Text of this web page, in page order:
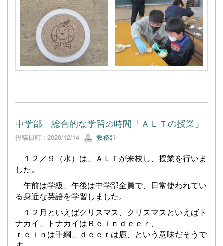
中学部 総合的な学習の時間「ＡＬＴの授業」
投稿日時 : 2020/12/14 教務部
１２／９（水）は、ＡＬＴが来校し、授業を行いま
した。
午前は学級、午後は中学部全員で、日常使われてい
る身近な英語を学習しました。
１２月といえばクリスマス、クリスマスといえばト
ナカイ、トナカイはＲｅｉｎｄｅｅｒ、
ｒｅｉｎは手綱、ｄｅｅｒは鹿、という意味だそうで